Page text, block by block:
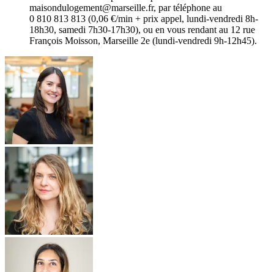
maisondulogement@marseille.fr, par téléphone au
0 810 813 813 (0,06 €/min + prix appel, lundi-vendredi 8h-
18h30, samedi 7h30-17h30), ou en vous rendant au 12 rue
François Moisson, Marseille 2e (lundi-vendredi 9h-12h45).